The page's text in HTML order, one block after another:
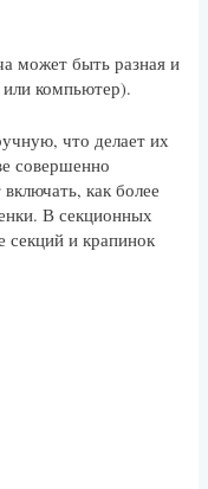
может быть разная и
компьютер).
что делает их
совершенно
как более
В секционных
секций и крапинок